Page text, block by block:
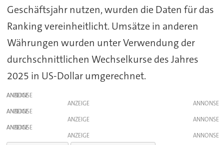
Geschäftsjahr nutzen, wurden die Daten für das
Ranking vereinheitlicht. Umsätze in anderen
Währungen wurden unter Verwendung der
durchschnittlichen Wechselkurse des Jahres
2025 in US-Dollar umgerechnet.
ANZEIGE
ANZEIGE
ANZEIGE
ANZEIGE
ANZEIGE
ANZEIGE